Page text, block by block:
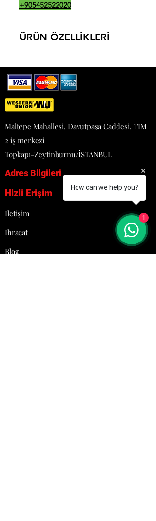
+905452522020
ÜRÜN ÖZELLİKLERİ
kg
- Depo kapasitesi: 40 kg
- Buz cinsi: 18 g
- Otomatik temizleme sistemi
- Güç: 0,59 Elek. kW ~ 50 Hz AC
220/230V 1N
- Boyutlar: 735x603x960 mm
- Ağırlık: 67 kg
Maltepe Mahallesi, Davutpaşa Caddesi, TIM
2 iş merkezi
Topkapı-Zeytinburnu/İSTANBUL
Adres Bilgileri
Hizli Erişim
Iletişim
Ihracat
Blog
How can we help you?
1